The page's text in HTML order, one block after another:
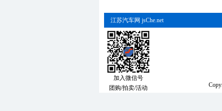
江苏汽车网 jsChe.net
加入微信号
团购/拍卖/活动